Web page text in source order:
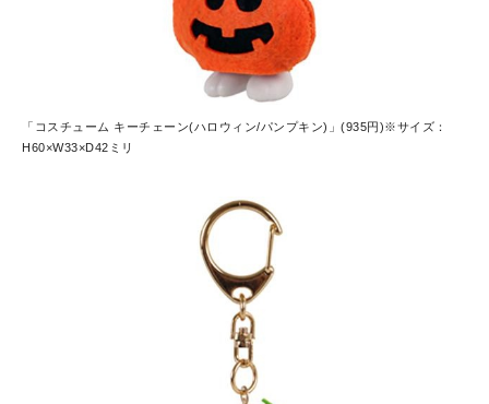
「コスチューム キーチェーン(ハロウィン/パンプキン)」(935円)※サイズ：
H60×W33×D42ミリ